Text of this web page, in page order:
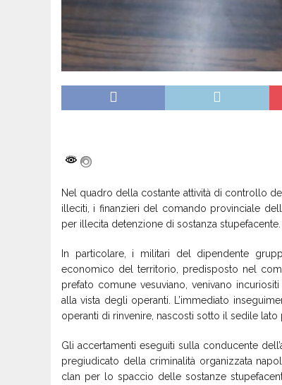
Nel quadro della costante attività di controllo
illeciti, i finanzieri del comando provinciale
per illecita detenzione di sostanza stupefacente.
In particolare, i militari del dipendente
economico del territorio, predisposto nel
prefato comune vesuviano, venivano
alla vista degli operanti. L’immediato
operanti di rinvenire, nascosti sotto il sedile lato
Gli accertamenti eseguiti sulla conducente
pregiudicato della criminalità organizzata
clan per lo spaccio delle sostanze